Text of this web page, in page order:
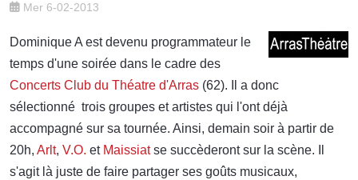
Mer 6-02-2013
Dominique A est devenu programmateur le
temps d'une soirée dans le cadre des
Concerts Club du Théatre d'Arras (62). Il a donc
sélectionné trois groupes et artistes qui l'ont déjà
accompagné sur sa tournée. Ainsi, demain soir à partir de
20h, Arlt, V.O. et Maissiatse succèderont sur la scène. Il
s'agit là juste de faire partager ses goûts musicaux,